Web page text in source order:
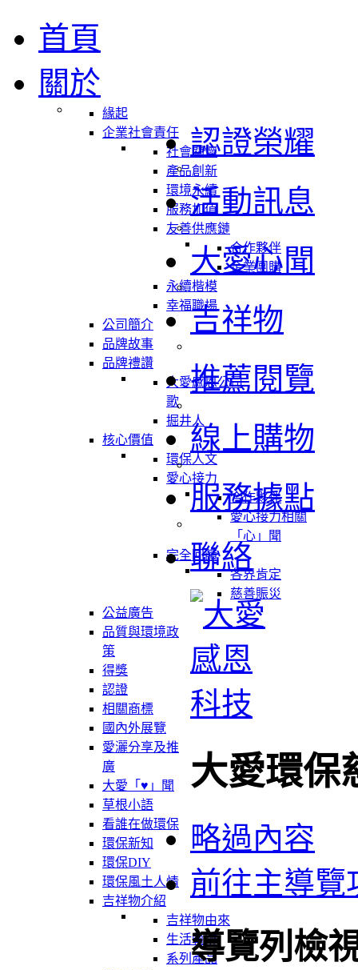
首頁
關於
緣起
企業社會責任
社會關懷
產品創新
環境永續
服務加值
友善供應鏈
合作夥伴
企業團購
永續楷模
幸福職場
公司簡介
品牌故事
品牌禮讚
大愛感恩公司
歌
掘井人
核心價值
環保人文
愛心接力
合作夥伴
愛心接力相關
「心」聞
完全回饋
各界肯定
慈善賑災
公益廣告
品質與環境政
策
認證榮耀
得獎
認證
相關商標
活動訊息
國內外展覽
愛灑分享及推
廣
大愛心聞
大愛「♥」聞
草根小語
看誰在做環保
環保新知
環保DIY
環保風土人情
吉祥物
吉祥物介紹
吉祥物由來
生活軌跡
系列產品
推薦閱覽
線上購物
服務據點
聯絡
大愛環保
略過內容
前往主導覽
導覽列檢